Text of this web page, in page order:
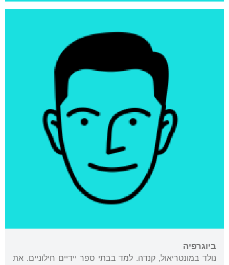
ביוגרפיה
נולד במונטריאול, קנדה. למד בבתי ספר יידיים חילוניים. את